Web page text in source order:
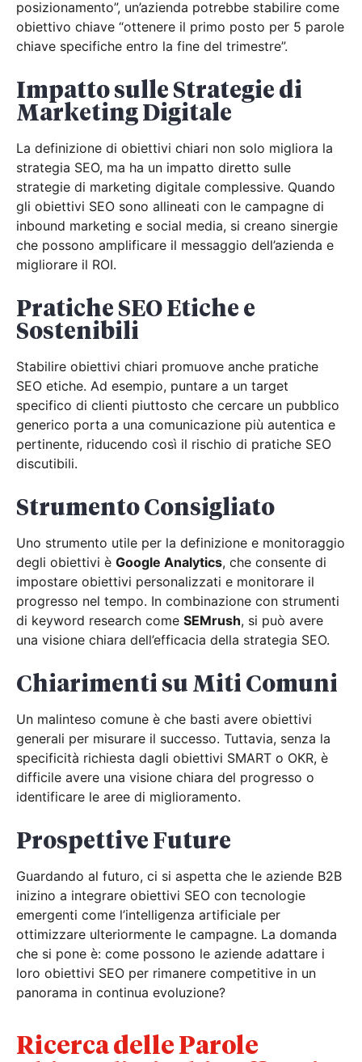
posizionamento”, un’azienda potrebbe stabilire come
obiettivo chiave “ottenere il primo posto per 5 parole
chiave specifiche entro la fine del trimestre”.
Impatto sulle Strategie di
Marketing Digitale
La definizione di obiettivi chiari non solo migliora la
strategia SEO, ma ha un impatto diretto sulle
strategie di marketing digitale complessive. Quando
gli obiettivi SEO sono allineati con le campagne di
inbound marketing e social media, si creano sinergie
che possono amplificare il messaggio dell’azienda e
migliorare il ROI.
Pratiche SEO Etiche e
Sostenibili
Stabilire obiettivi chiari promuove anche pratiche
SEO etiche. Ad esempio, puntare a un target
specifico di clienti piuttosto che cercare un pubblico
generico porta a una comunicazione più autentica e
pertinente, riducendo così il rischio di pratiche SEO
discutibili.
Strumento Consigliato
Uno strumento utile per la definizione e monitoraggio
degli obiettivi è Google Analytics, che consente di
impostare obiettivi personalizzati e monitorare il
progresso nel tempo. In combinazione con strumenti
di keyword research come SEMrush, si può avere
una visione chiara dell’efficacia della strategia SEO.
Chiarimenti su Miti Comuni
Un malinteso comune è che basti avere obiettivi
generali per misurare il successo. Tuttavia, senza la
specificità richiesta dagli obiettivi SMART o OKR, è
difficile avere una visione chiara del progresso o
identificare le aree di miglioramento.
Prospettive Future
Guardando al futuro, ci si aspetta che le aziende B2B
inizino a integrare obiettivi SEO con tecnologie
emergenti come l’intelligenza artificiale per
ottimizzare ulteriormente le campagne. La domanda
che si pone è: come possono le aziende adattare i
loro obiettivi SEO per rimanere competitive in un
panorama in continua evoluzione?
Ricerca delle Parole